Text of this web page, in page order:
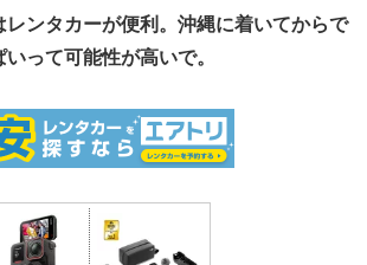
レンタカーが便利。沖縄に着いてからで
って可能性が高いで。